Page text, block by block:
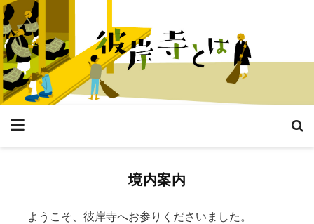
境内案内
ようこそ、彼岸寺へお参りくださいました。